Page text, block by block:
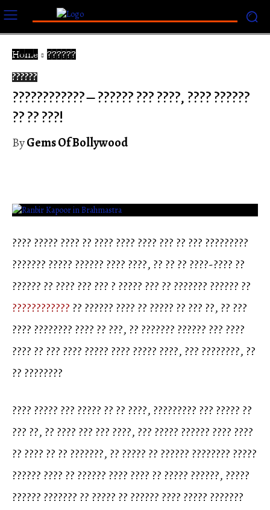
Home ??????
??????
???????????? – ?????? ??? ????, ???? ??????
?? ?? ???!
ByGems Of Bollywood
???? ????? ???? ?? ???? ???? ???? ??? ?? ??? ?????????
??????? ????? ?????? ???? ????, ?? ?? ?? ????-???? ??
?????? ?? ???? ??? ??? ? ????? ??? ?? ??????? ?????? ??
???????????? ?? ?????? ???? ?? ????? ?? ??? ??, ?? ???
???? ???????? ???? ?? ???, ?? ??????? ?????? ??? ????
???? ?? ??? ???? ????? ???? ????? ????, ??? ????????, ??
?? ????????
???? ????? ??? ????? ?? ?? ????, ????????? ??? ????? ??
??? ??, ?? ???? ??? ??? ????, ??? ????? ?????? ???? ????
?? ???? ?? ?? ???????, ?? ????? ?? ?????? ???????? ?????
?????? ???? ?? ?????? ???? ???? ?? ????? ??????, ?????
?????? ??????? ?? ????? ?? ?????? ???? ????? ???????